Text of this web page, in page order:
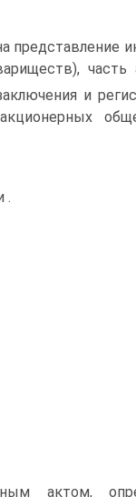
и
.
актом,